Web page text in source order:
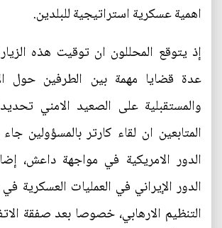
اهمية عسكرية استراتيجية للبلدين.
إذ يتوقع المحللون ان توقيت هذه
عدة قضايا مهمة بين الطرفين حول
والمستقبلية على الصعيد الامني
المتابعين ان لقاء كارتر بالمسؤولين
الدور الامريكية في مواجهة داعش،
الدور الإيراني في العمليات العسكرية
التنظيم الارهابي، خصوصا بعد صفقة